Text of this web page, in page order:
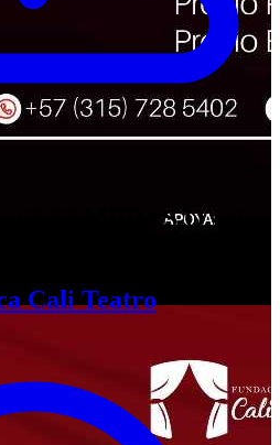
SOMBRAS Ó LA
ALLÁ
Cali Teatro